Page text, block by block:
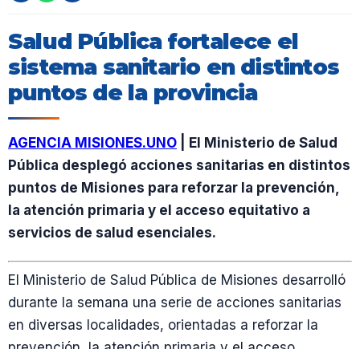
Salud Pública fortalece el
sistema sanitario en distintos
puntos de la provincia
AGENCIA MISIONES.UNO | El Ministerio de Salud
Pública desplegó acciones sanitarias en distintos
puntos de Misiones para reforzar la prevención,
la atención primaria y el acceso equitativo a
servicios de salud esenciales.
El Ministerio de Salud Pública de Misiones desarrolló
durante la semana una serie de acciones sanitarias
en diversas localidades, orientadas a reforzar la